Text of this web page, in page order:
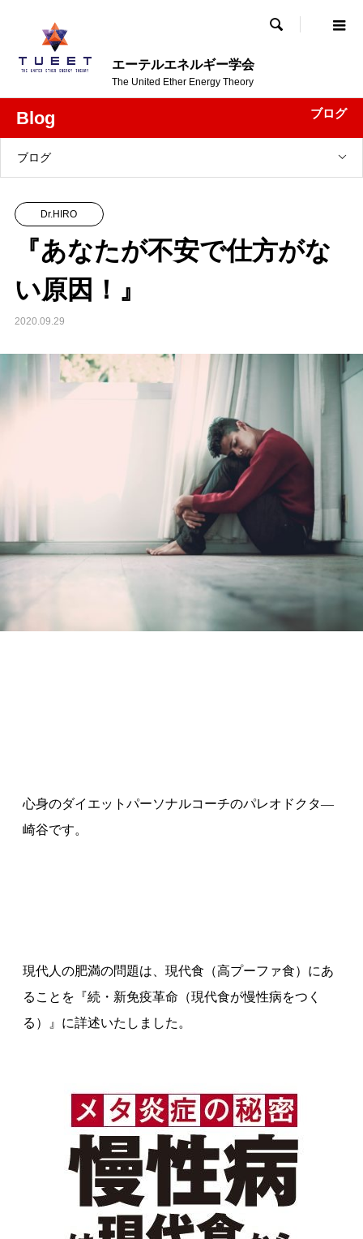
エーテルエネルギー学会
The United Ether Energy Theory

Blog ブログ
ブログ
Dr.HIRO
『あなたが不安で仕方がな
い原因！』
2020.09.29
心身のダイエットパーソナルコーチのパレオドクタ―
崎谷です。
現代人の肥満の問題は、現代食（高プーファ食）にあ
ることを『続・新免疫革命（現代食が慢性病をつく
る）』に詳述いたしました。